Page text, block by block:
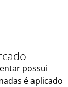
possui
é aplicado